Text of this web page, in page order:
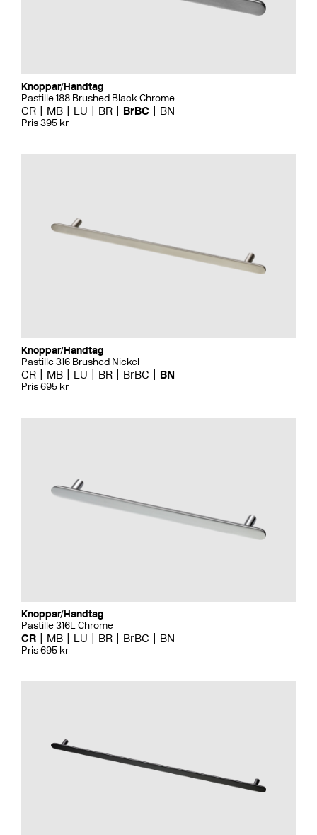
Knoppar/Handtag
Pastille 188 Brushed Black Chrome
CR MB LU BR BrBC BN
Pris 395 kr
Knoppar/Handtag
Pastille 316 Brushed Nickel
CR MB LU BR BrBC BN
Pris 695 kr
Knoppar/Handtag
Pastille 316L Chrome
CR MB LU BR BrBC BN
Pris 695 kr